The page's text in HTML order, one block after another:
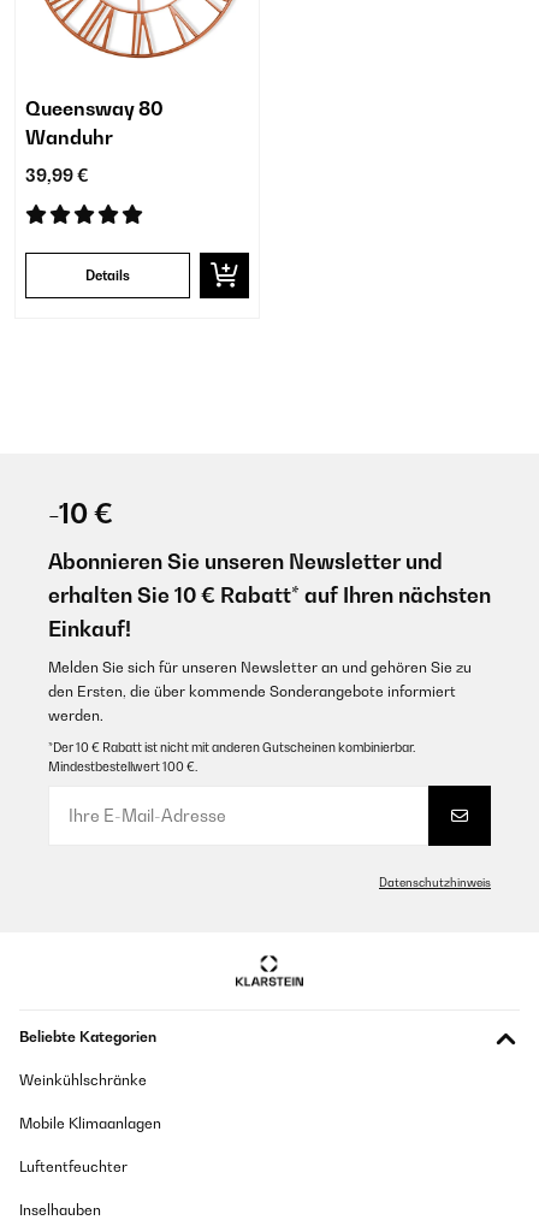
Queensway 80
Wanduhr
39,99 €
Details
-10 €
Abonnieren Sie unseren Newsletter und
erhalten Sie 10 € Rabatt* auf Ihren nächsten
Einkauf!
Melden Sie sich für unseren Newsletter an und gehören Sie zu
den Ersten, die über kommende Sonderangebote informiert
werden.
*Der 10 € Rabatt ist nicht mit anderen Gutscheinen kombinierbar.
Mindestbestellwert 100 €.
Datenschutzhinweis
Beliebte Kategorien
Weinkühlschränke
Mobile Klimaanlagen
Luftentfeuchter
Inselhauben